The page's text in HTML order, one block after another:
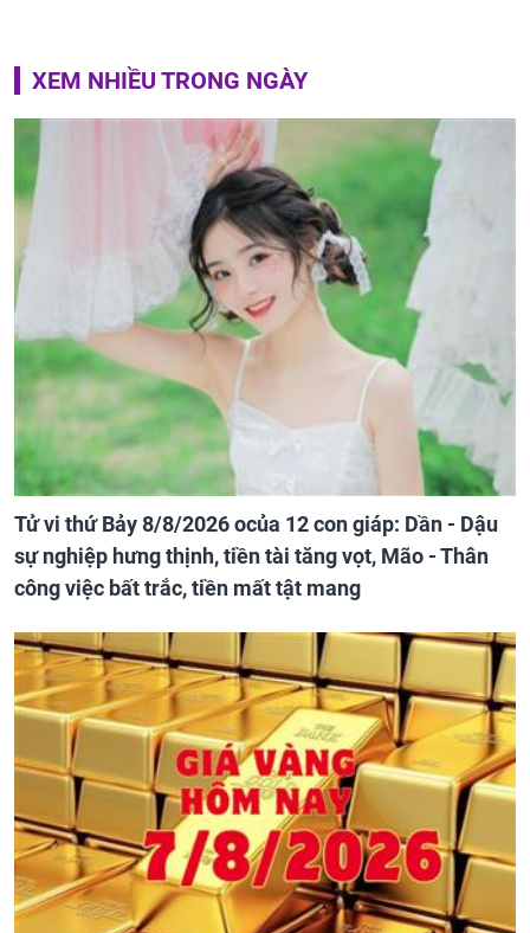
XEM NHIỀU TRONG NGÀY
Tử vi thứ Bảy 8/8/2026 ocủa 12 con giáp: Dần - Dậu
sự nghiệp hưng thịnh, tiền tài tăng vọt, Mão - Thân
công việc bất trắc, tiền mất tật mang